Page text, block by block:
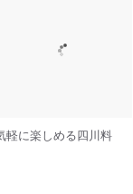
軽に楽しめる四川料